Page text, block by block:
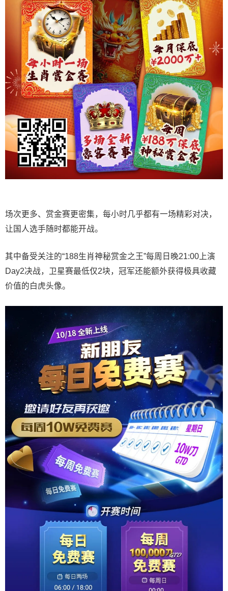
场次更多、赏金赛更密集，每小时几乎都有一场精彩对决，
让国人选手随时都能开战。
其中备受关注的“188生肖神秘赏金之王”每周日晚21:00上演
Day2决战，卫星赛最低仅2块，冠军还能额外获得极具收藏
价值的白虎头像。